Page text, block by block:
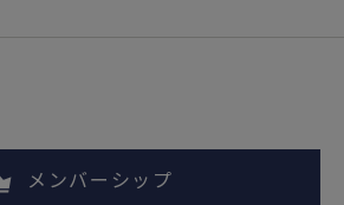
メンバーシップ